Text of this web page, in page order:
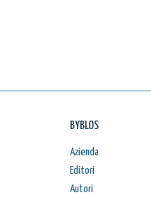
BYBLOS
Azienda
Editori
Autori